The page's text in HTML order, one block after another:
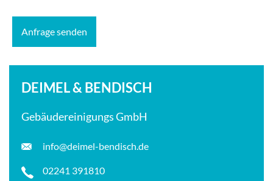
DEIMEL & BENDISCH
Gebäudereinigungs GmbH
info@deimel-bendisch.de
02241 391810